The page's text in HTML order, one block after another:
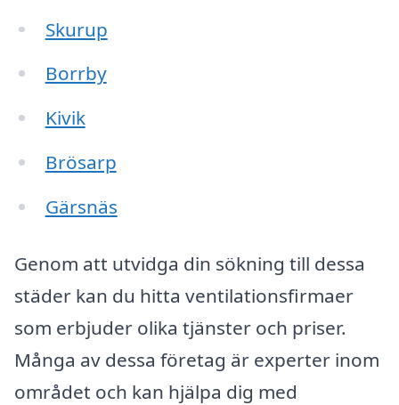
Skurup
Borrby
Kivik
Brösarp
Gärsnäs
Genom att utvidga din sökning till dessa
städer kan du hitta ventilationsfirmaer
som erbjuder olika tjänster och priser.
Många av dessa företag är experter inom
området och kan hjälpa dig med